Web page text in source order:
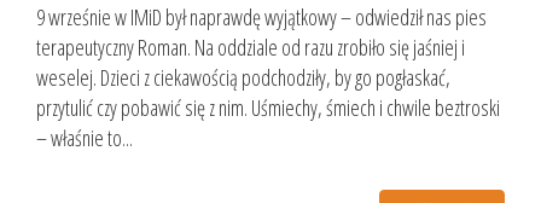
9 wrześnie w IMiD był naprawdę wyjątkowy – odwiedził nas pies
terapeutyczny Roman. Na oddziale od razu zrobiło się jaśniej i
weselej. Dzieci z ciekawością podchodziły, by go pogłaskać,
przytulić czy pobawić się z nim. Uśmiechy, śmiech i chwile beztroski
– właśnie to...